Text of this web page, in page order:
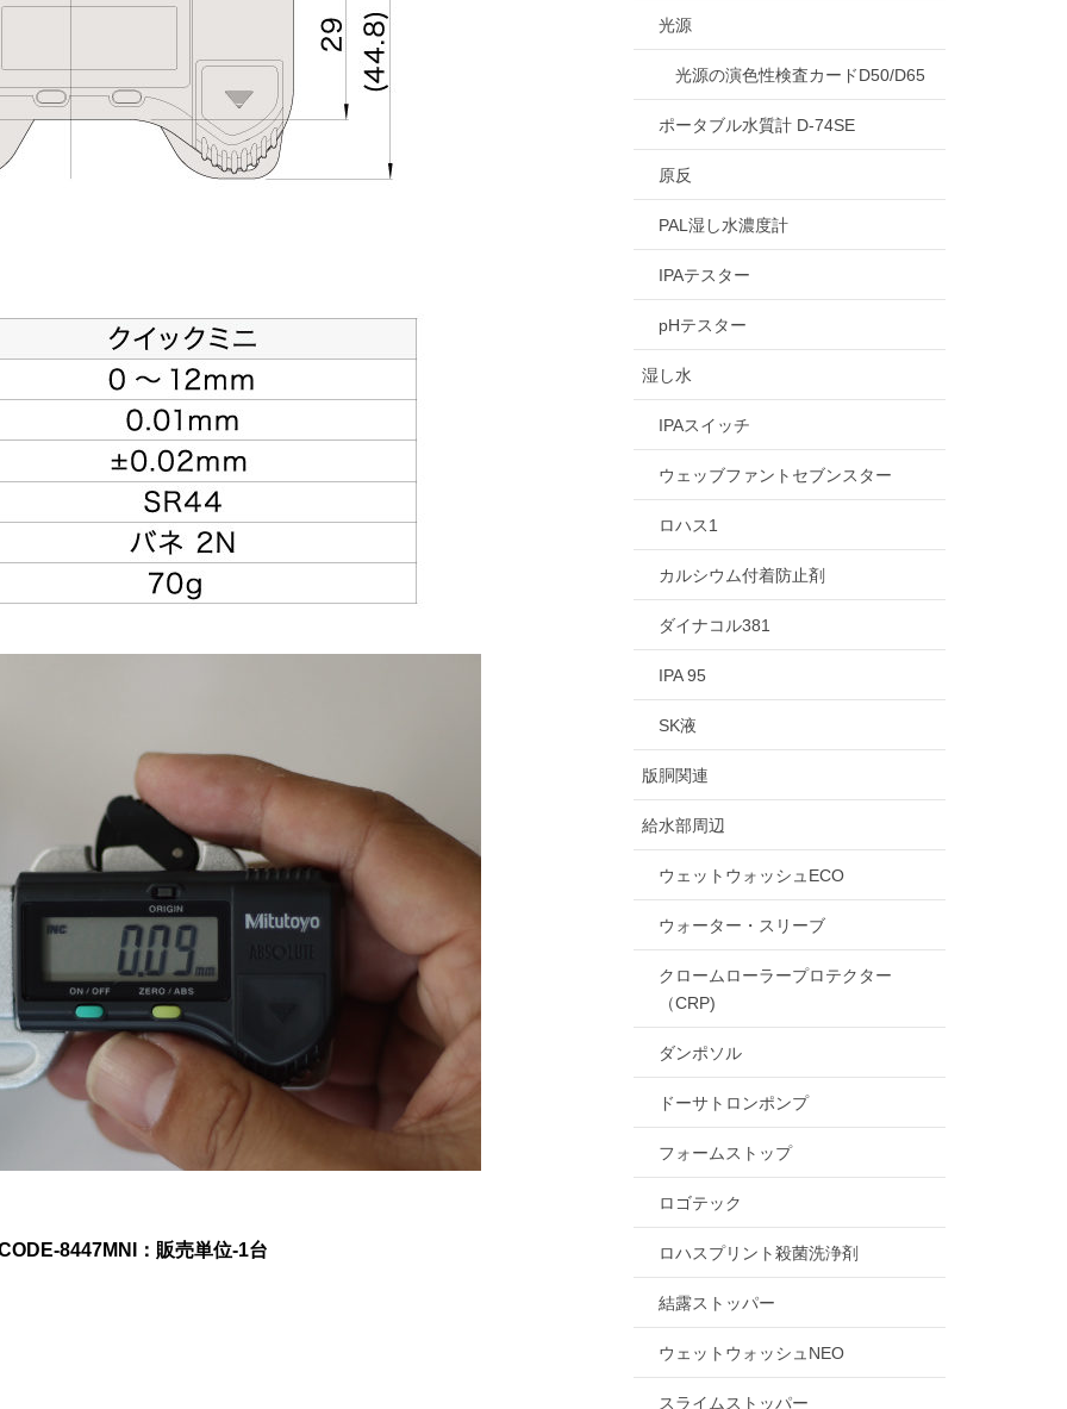
8447MNI ：販売単位-1台
光源
光源の演色性検査カードD50/D65
ポータブル水質計 D-74SE
原反
PAL湿し水濃度計
IPAテスター
pHテスター
湿し水
IPAスイッチ
ウェッブファントセブンスター
ロハス1
カルシウム付着防止剤
ダイナコル381
IPA 95
SK液
版胴関連
給水部周辺
ウェットウォッシュECO
ウォーター・スリーブ
クロームローラープロテクター
（CRP)
ダンポソル
ドーサトロンポンプ
フォームストップ
ロゴテック
ロハスプリント殺菌洗浄剤
結露ストッパー
ウェットウォッシュNEO
スライムストッパー